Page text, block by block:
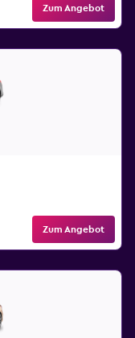
Zum Angebot
Zum Angebot